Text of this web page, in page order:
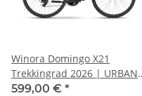
Winora Domingo X21
Trekkingrad 2026 | URBAN
SLOPE LIGHT glänzend
599,00 € *